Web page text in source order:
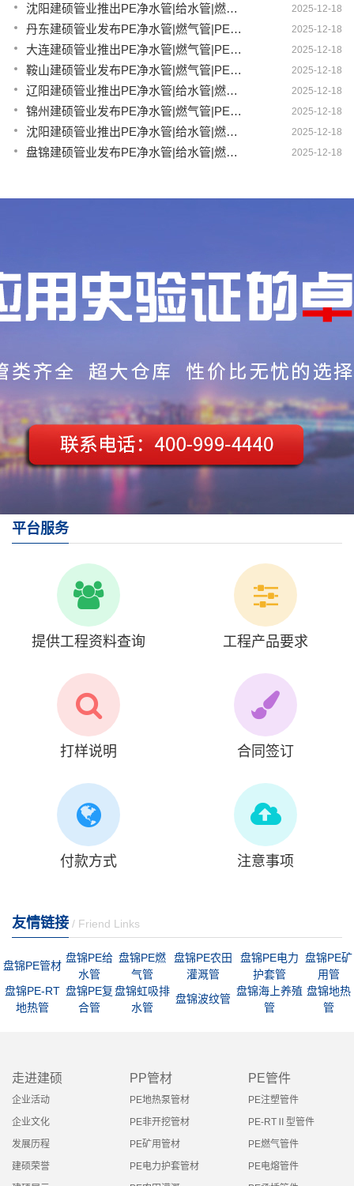
2025-12-18
沈阳建硕管业推出PE净水管|给水管|燃气管|PERT供热管|电力护套管一体化智造解决方案
2025-12-18
丹东建硕管业发布PE净水管|燃气管|PERT供热管|电力护套管|农田灌溉管智能生产新范式
2025-12-18
大连建硕管业推出PE净水管|燃气管|PERT供热管|电力护套管|农田灌溉管融合智造新生态
2025-12-18
鞍山建硕管业发布PE净水管|燃气管|PERT供热管|电力护套管|农田灌溉管全链路应用新方案
2025-12-18
辽阳建硕管业推出PE净水管|给水管|燃气管|PERT供热管|电力护套管多维融合智造平台
2025-12-18
锦州建硕管业发布PE净水管|燃气管|PERT供热管|电力护套管|农田灌溉管智慧应用生态体系
2025-12-18
沈阳建硕管业推出PE净水管|给水管|燃气管|PERT供热管|电力护套管一体化智造方案
2025-12-18
盘锦建硕管业发布PE净水管|给水管|燃气管|PERT供热管|电力护套管智慧生产新范式
平台服务
提供工程资料查询 工程产品要求
打样说明 合同签订
付款方式 注意事项
友情链接 / Friend Links
盘锦PE管材
盘锦PE给
水管
盘锦PE燃
气管
盘锦PE农田
灌溉管
盘锦PE电力
护套管
盘锦PE矿
用管
盘锦PE-RT
地热管
盘锦PE复
合管
盘锦虹吸排
水管
盘锦波纹管
盘锦海上养殖
管
盘锦地热
管
走进建硕
企业活动
企业文化
发展历程
建硕荣誉
PP管材
PE地热泵管材
PE非开挖管材
PE矿用管材
PE电力护套管材
PE管件
PE注塑管件
PE-RTⅡ型管件
PE燃气管件
PE电熔管件